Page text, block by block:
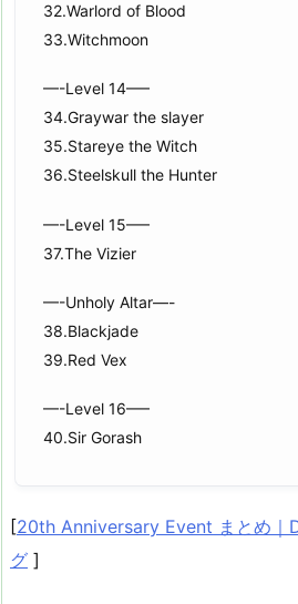
32.Warlord of Blood
33.Witchmoon
—-Level 14—–
34.Graywar the slayer
35.Stareye the Witch
36.Steelskull the Hunter
—-Level 15—–
37.The Vizier
—-Unholy Altar—-
38.Blackjade
39.Red Vex
—-Level 16—–
40.Sir Gorash
[20th Anniversary Event まとめ｜
グ ]